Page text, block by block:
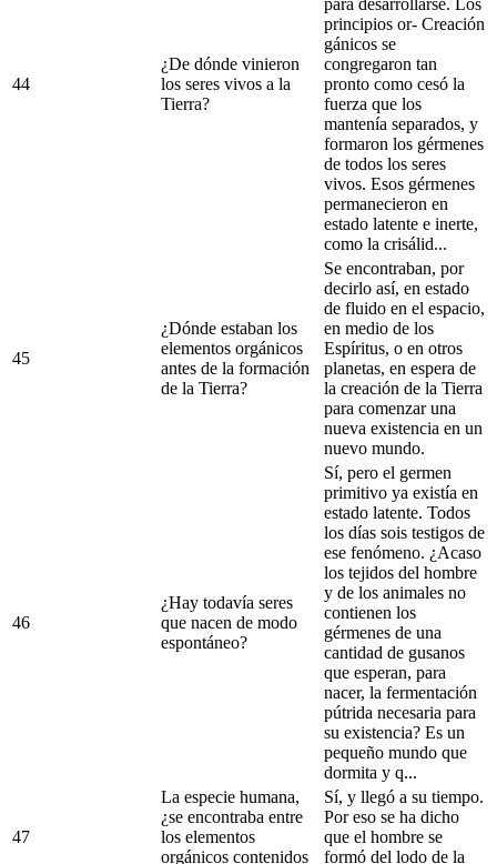
44
¿De dónde vinieron
los seres vivos a la
Tierra?
principios or- Creación
gánicos se
congregaron tan
pronto como cesó la
fuerza que los
mantenía separados, y
formaron los gérmenes
de todos los seres
vivos. Esos gérmenes
permanecieron en
estado latente e inerte,
como la crisálid...
45
¿Dónde estaban los
elementos orgánicos
antes de la formación
de la Tierra?
Se encontraban, por
decirlo así, en estado
de fluido en el espacio,
en medio de los
Espíritus, o en otros
planetas, en espera de
la creación de la Tierra
para comenzar una
nueva existencia en un
nuevo mundo.
46
¿Hay todavía seres
que nacen de modo
espontáneo?
Sí, pero el germen
primitivo ya existía en
estado latente. Todos
los días sois testigos de
ese fenómeno. ¿Acaso
los tejidos del hombre
y de los animales no
contienen los
gérmenes de una
cantidad de gusanos
que esperan, para
nacer, la fermentación
pútrida necesaria para
su existencia? Es un
pequeño mundo que
dormita y q...
47
La especie humana,
¿se encontraba entre
los elementos
orgánicos contenidos
Sí, y llegó a su tiempo.
Por eso se ha dicho
que el hombre se
formó del lodo de la